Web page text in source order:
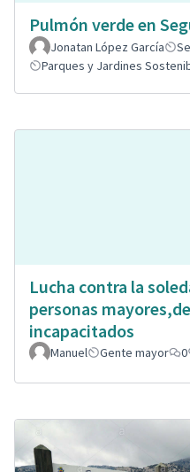
Pulmón verde en
Jonatan López García
Parques y Jardines
Lucha contra la
personas
incapacitados
Manuel Gente mayor 0